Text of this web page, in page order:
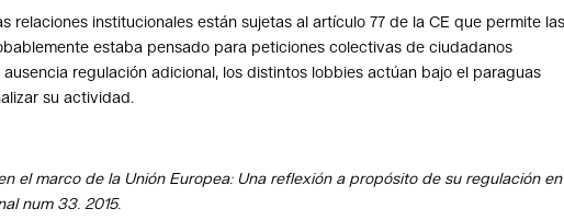
relaciones institucionales están sujetas al artículo 77 de la CE que permite
estaba pensado para peticiones colectivas de ciudadanos
regulación adicional, los distintos lobbies actúan bajo el paraguas
su actividad.
el marco de la Unión Europea: Una reflexión a propósito de su regulación en
num 33. 2015.